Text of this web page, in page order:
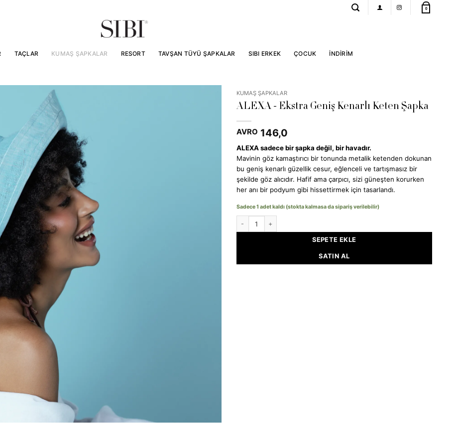
0
TAÇLAR KUMAŞ ŞAPKALAR RESORT TAVŞAN TÜYÜ ŞAPKALAR SIBI ERKEK ÇOCUK İNDİRİM
KUMAŞ ŞAPKALAR
ALEXA - Ekstra Geniş Kenarlı Keten Şapka
AVRO 146,0
ALEXA sadece bir şapka değil, bir havadır.
Mavinin göz kamaştırıcı bir tonunda metalik ketenden dokunan
bu geniş kenarlı güzellik cesur, eğlenceli ve tartışmasız bir
şekilde göz alıcıdır. Hafif ama çarpıcı, sizi güneşten korurken
her anı bir podyum gibi hissettirmek için tasarlandı.
Sadece 1 adet kaldı (stokta kalmasa da sipariş verilebilir)
SEPETE EKLE
SATIN AL